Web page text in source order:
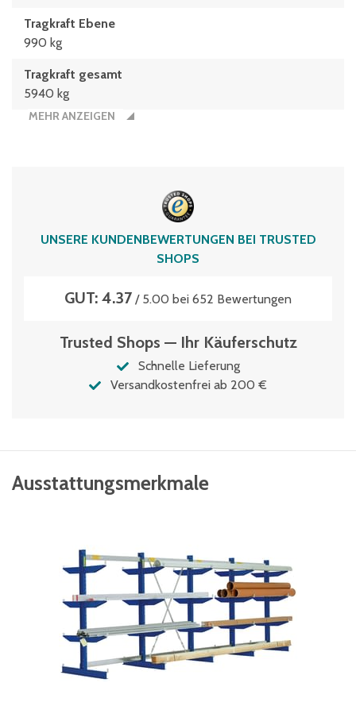
Tragkraft Ebene
990 kg
Tragkraft gesamt
5940 kg
MEHR ANZEIGEN
UNSERE KUNDENBEWERTUNGEN BEI TRUSTED
SHOPS
GUT: 4.37 / 5.00 bei 652 Bewertungen
Trusted Shops — Ihr Käuferschutz
Schnelle Lieferung
Versandkostenfrei ab 200 €
Ausstattungsmerkmale